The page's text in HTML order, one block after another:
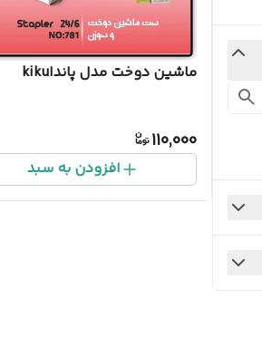
ماشین دوخت مدل پانداkiku
110,000
افزودن به سبد